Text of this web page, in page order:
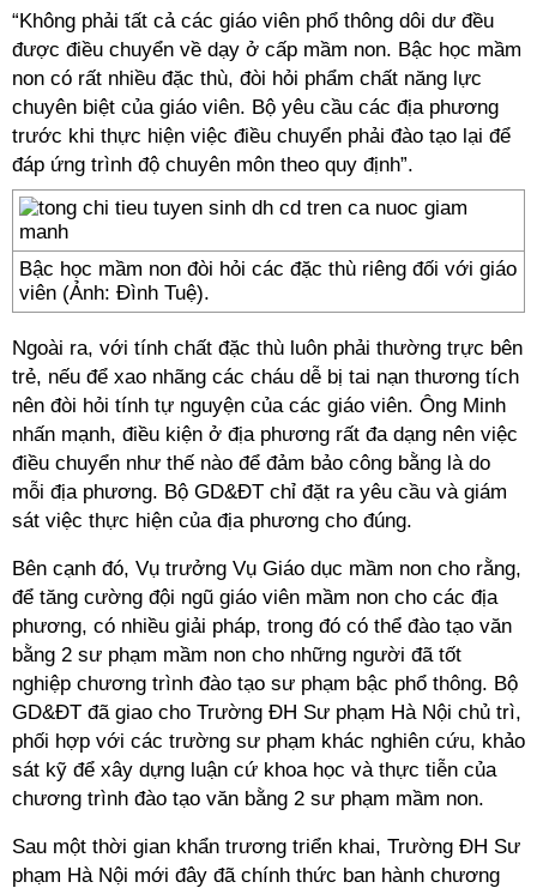
“Không phải tất cả các giáo viên phổ thông dôi dư đều
được điều chuyển về dạy ở cấp mầm non. Bậc học mầm
non có rất nhiều đặc thù, đòi hỏi phẩm chất năng lực
chuyên biệt của giáo viên. Bộ yêu cầu các địa phương
trước khi thực hiện việc điều chuyển phải đào tạo lại để
đáp ứng trình độ chuyên môn theo quy định”.
Bậc học mầm non đòi hỏi các đặc thù riêng đối với giáo
viên (Ảnh: Đình Tuệ).
Ngoài ra, với tính chất đặc thù luôn phải thường trực bên
trẻ, nếu để xao nhãng các cháu dễ bị tai nạn thương tích
nên đòi hỏi tính tự nguyện của các giáo viên. Ông Minh
nhấn mạnh, điều kiện ở địa phương rất đa dạng nên việc
điều chuyển như thế nào để đảm bảo công bằng là do
mỗi địa phương. Bộ GD&ĐT chỉ đặt ra yêu cầu và giám
sát việc thực hiện của địa phương cho đúng.
Bên cạnh đó, Vụ trưởng Vụ Giáo dục mầm non cho rằng,
để tăng cường đội ngũ giáo viên mầm non cho các địa
phương, có nhiều giải pháp, trong đó có thể đào tạo văn
bằng 2 sư phạm mầm non cho những người đã tốt
nghiệp chương trình đào tạo sư phạm bậc phổ thông. Bộ
GD&ĐT đã giao cho Trường ĐH Sư phạm Hà Nội chủ trì,
phối hợp với các trường sư phạm khác nghiên cứu, khảo
sát kỹ để xây dựng luận cứ khoa học và thực tiễn của
chương trình đào tạo văn bằng 2 sư phạm mầm non.
Sau một thời gian khẩn trương triển khai, Trường ĐH Sư
phạm Hà Nội mới đây đã chính thức ban hành chương